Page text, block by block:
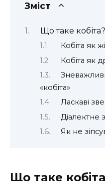
Зміст
Що таке кобіта?
Кобіта як
Кобіта як
«кобіта»
Ласкаві
Діалектне
Як не
Що таке